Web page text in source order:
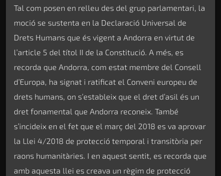
Tal com posen en relleu des del grup parlamentari, la
moció se sustenta en la Declaració Universal de
Drets Humans que és vigent a Andorra en virtut de
l’article 5 del títol II de la Constitució. A més, es
recorda que Andorra, com estat membre del Consell
d’Europa, ha signat i ratificat el Conveni europeu de
drets humans, on s’estableix que el dret d’asil és un
dret fonamental que Andorra reconeix. També
s’incideix en el fet que el març del 2018 es va aprovar
la Llei 4/2018 de protecció temporal i transitòria per
raons humanitàries. I en aquest sentit, es recorda que
amb aquesta llei es creava un règim de protecció